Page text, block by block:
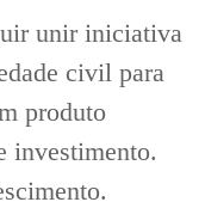
unir iniciativa
civil para
produto
investimento.